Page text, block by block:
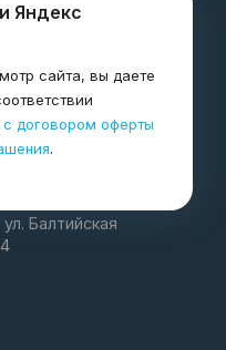
600-8998
Балтийская
Яндекс
сайта, вы даете
с договором оферты
.